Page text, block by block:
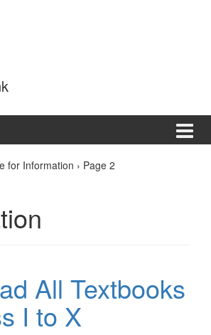
for Information › Page 2
All Textbooks
I to X